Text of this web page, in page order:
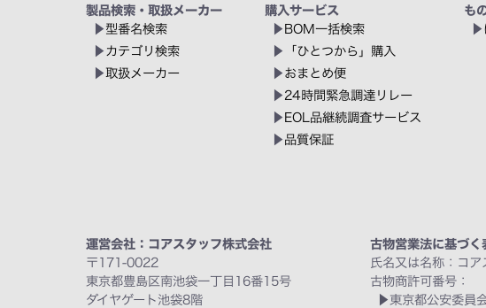
製品検索・取扱メーカー
型番名検索
カテゴリ検索
取扱メーカー
購入サービス
BOM一括検索
「ひとつから」購入
おまとめ便
24時間緊急調達リレー
EOL品継続調査サービス
品質保証
も
運営会社：コアスタッフ株式会社
〒171-0022
東京都豊島区南池袋一丁目16番15号
ダイヤゲート池袋8階
古物営業法に基づく
氏名又は名称：コア
古物商許可番号：
東京都公安委